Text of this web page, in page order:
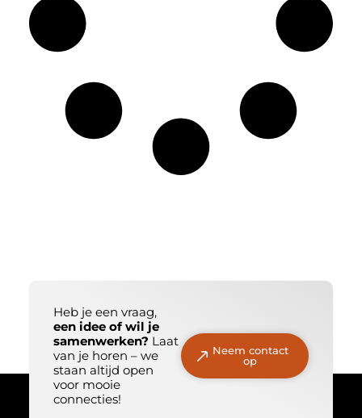
Heb je een vraag,
een idee of wil je
samenwerken? Laat
van je horen – we
staan altijd open
voor mooie
connecties!
Neem contact
op